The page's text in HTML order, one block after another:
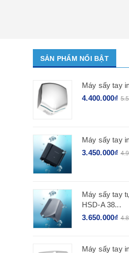
SẢN PHẨM NỔI BẬT
Máy sấy tay
4.400.000₫
Máy sấy tay
3.450.000₫
Máy sấy tay
HSD-A 38...
3.650.000₫
Máy sấy tay